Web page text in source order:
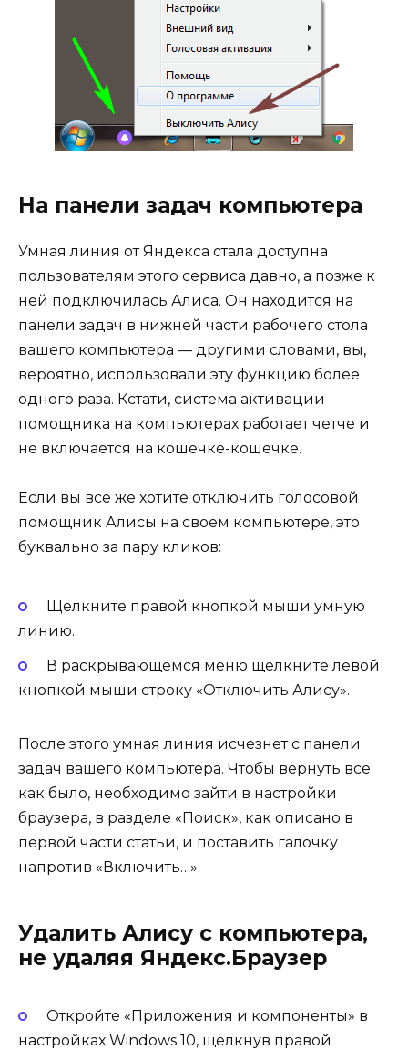
На панели задач компьютера
Умная линия от Яндекса стала доступна
пользователям этого сервиса давно, а позже к
ней подключилась Алиса. Он находится на
панели задач в нижней части рабочего стола
вашего компьютера — другими словами, вы,
вероятно, использовали эту функцию более
одного раза. Кстати, система активации
помощника на компьютерах работает четче и
не включается на кошечке-кошечке.
Если вы все же хотите отключить голосовой
помощник Алисы на своем компьютере, это
буквально за пару кликов:
Щелкните правой кнопкой мыши умную
линию.
В раскрывающемся меню щелкните левой
кнопкой мыши строку «Отключить Алису».
После этого умная линия исчезнет с панели
задач вашего компьютера. Чтобы вернуть все
как было, необходимо зайти в настройки
браузера, в разделе «Поиск», как описано в
первой части статьи, и поставить галочку
напротив «Включить…».
Удалить Алису с компьютера,
не удаляя Яндекс.Браузер
Откройте «Приложения и компоненты» в
настройках Windows 10, щелкнув правой